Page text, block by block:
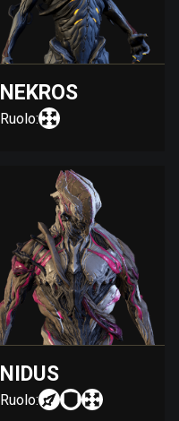
NEKROS
Ruolo:
NIDUS
Ruolo: